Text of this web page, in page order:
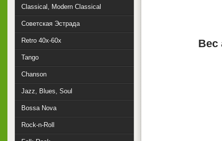
Вес
Classical, Modern Classical
Советская Эстрада
Retro 40x-60x
Tango
Chanson
Jazz, Blues, Soul
Bossa Nova
Rock-n-Roll